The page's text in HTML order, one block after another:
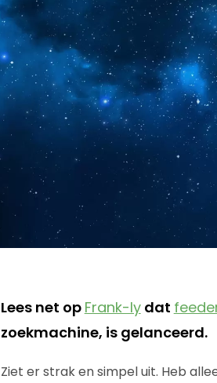
Lees net op Frank-lydat
zoekmachine, is gelanceerd.
Ziet er strak en simpel uit. Heb